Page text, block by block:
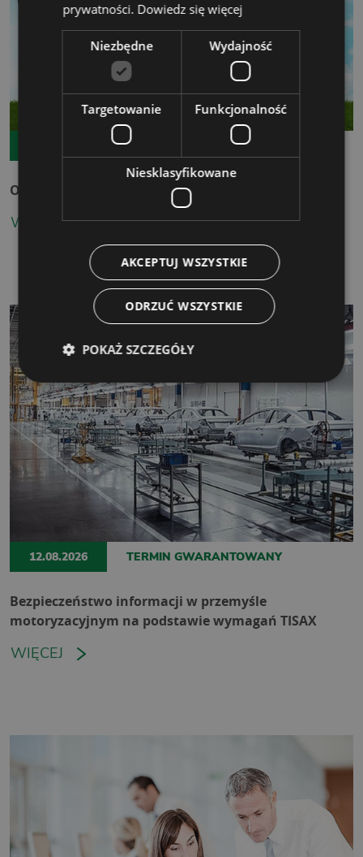
TERMIN GWARANTOWANY
Obliczanie śladu węglowego organizacji w praktyce
WIĘCEJ
12.08.2026 TERMIN GWARANTOWANY
Bezpieczeństwo informacji w przemyśle
motoryzacyjnym na podstawie wymagań TISAX
WIĘCEJ
prywatności. Dowiedz się więcej
Niezbędne Wydajność
Targetowanie Funkcjonalność
Niesklasyfikowane
AKCEPTUJ WSZYSTKIE
ODRZUĆ WSZYSTKIE
POKAŻ SZCZEGÓŁY